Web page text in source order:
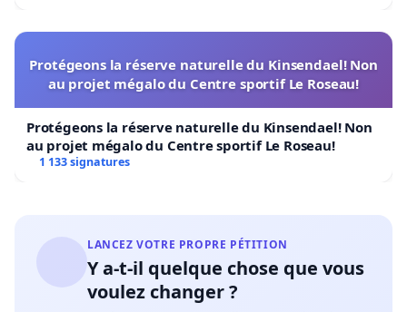
Protégeons la réserve naturelle du Kinsendael! Non
au projet mégalo du Centre sportif Le Roseau!
Protégeons la réserve naturelle du Kinsendael! Non
au projet mégalo du Centre sportif Le Roseau!
1 133 signatures
LANCEZ VOTRE PROPRE PÉTITION
Y a-t-il quelque chose que vous
voulez changer ?